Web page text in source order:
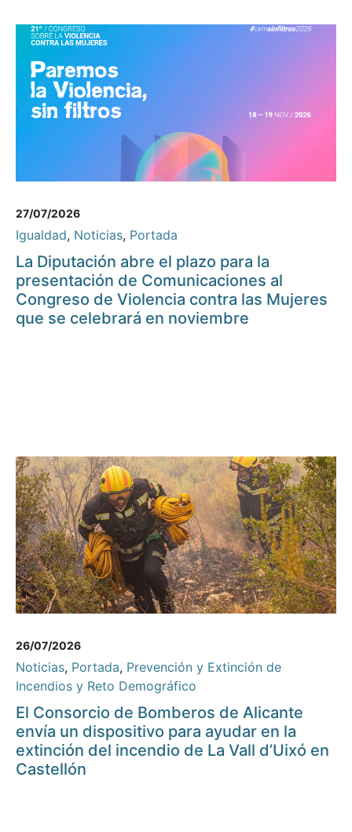
27/07/2026
Igualdad, Noticias, Portada
La Diputación abre el plazo para la
presentación de Comunicaciones al
Congreso de Violencia contra las Mujeres
que se celebrará en noviembre
26/07/2026
Noticias, Portada, Prevención y Extinción de
Incendios y Reto Demográfico
El Consorcio de Bomberos de Alicante
envía un dispositivo para ayudar en la
extinción del incendio de La Vall d’Uixó en
Castellón